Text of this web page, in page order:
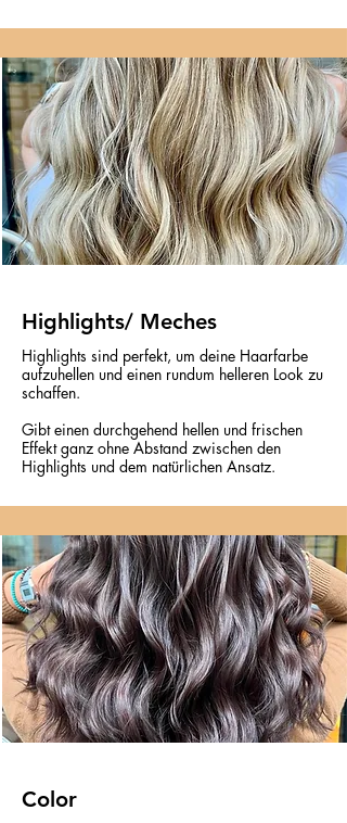
Highlights/ Meches
Highlights sind perfekt, um deine Haarfarbe
aufzuhellen und einen rundum helleren Look zu
schaffen.
Gibt einen durchgehend hellen und frischen
Effekt ganz ohne Abstand zwischen den
Highlights und dem natürlichen Ansatz.
Color